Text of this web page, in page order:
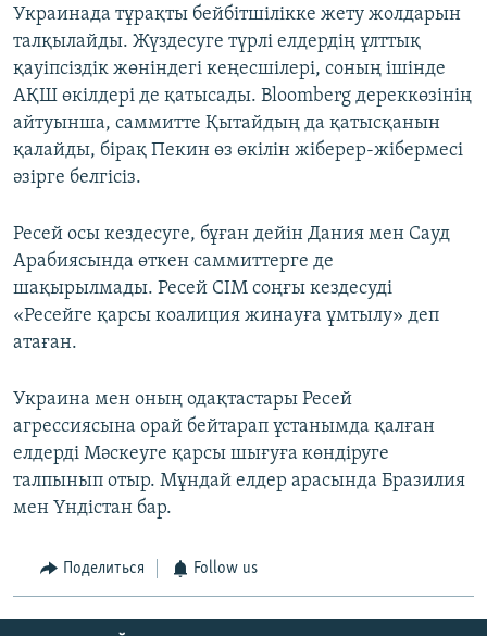
Украинада тұрақты бейбітшілікке жету жолдарын
талқылайды. Жүздесуге түрлі елдердің ұлттық
қауіпсіздік жөніндегі кеңесшілері, соның ішінде
АҚШ өкілдері де қатысады. Bloomberg дереккөзінің
айтуынша, саммитте Қытайдың да қатысқанын
қалайды, бірақ Пекин өз өкілін жіберер-жібермесі
әзірге белгісіз.
Ресей осы кездесуге, бұған дейін Дания мен Сауд
Арабиясында өткен саммиттерге де
шақырылмады. Ресей СІМ соңғы кездесуді
«Ресейге қарсы коалиция жинауға ұмтылу» деп
атаған.
Украина мен оның одақтастары Ресей
агрессиясына орай бейтарап ұстанымда қалған
елдерді Мәскеуге қарсы шығуға көндіруге
талпынып отыр. Мұндай елдер арасында Бразилия
мен Үндістан бар.
Поделиться Follow us